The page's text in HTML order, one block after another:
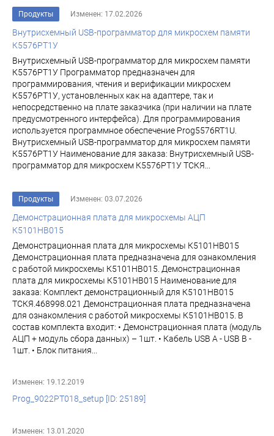
Продукты Изменен: 17.02.2026
Внутрисхемный USB-программатор для микросхем памяти
К5576РТ1У
Внутрисхемный USB-программатор для микросхем памяти
К5576РТ1У Программатор предназначен для
программирования, чтения и верификации микросхем
К5576РТ1У, установленных как на адаптере, так и
непосредственно на плате заказчика (при наличии на плате
предусмотренного интерфейса). Для программирования
используется программное обеспечение Prog5576RT1U.
Внутрисхемный USB-программатор для микросхем памяти
К5576РТ1У Наименование для заказа: Внутрисхемный USB-
программатор для микросхем К5576РТ1У ТСКЯ...
Продукты Изменен: 03.07.2026
Демонстрационная плата для микросхемы АЦП
К5101НВ015
Демонстрационная плата для микросхемы К5101НВ015
Демонстрационная плата предназначена для ознакомления
с работой микросхемы К5101НВ015. Демонстрационная
плата для микросхемы К5101НВ015 Наименование для
заказа: Комплект демонстрационный для К5101НВ015
ТСКЯ.468998.021 Демонстрационная плата предназначена
для ознакомления с работой микросхемы К5101НВ015. В
состав комплекта входит: • Демонстрационная плата (модуль
АЦП + модуль сбора данных) – 1шт. • Кабель USB A - USB B -
1шт. • Блок питания...
Изменен: 19.12.2019
Prog_9022PT018_setup [ID: 25189]
Изменен: 13.01.2020